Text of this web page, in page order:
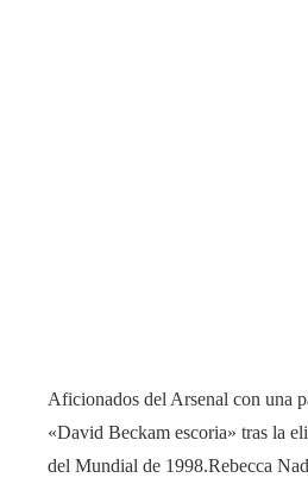
Aficionados del Arsenal con una
«David Beckam escoria» tras la
del Mundial de 1998.Rebecca